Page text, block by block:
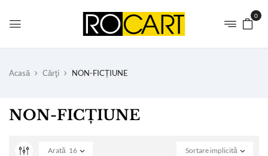
0
Acasă Cărţi NON-FICȚIUNE
NON-FICȚIUNE
Sortare implicită
Arată 16